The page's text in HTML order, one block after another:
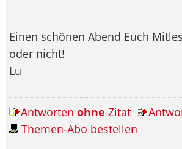
Einen schönen Abend Euch
oder nicht!
Lu
Antworten ohne Zitat
Themen-Abo bestellen